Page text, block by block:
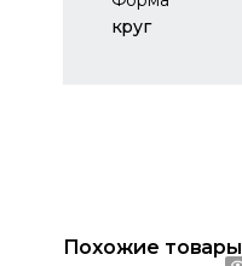
круг
Похожие товары